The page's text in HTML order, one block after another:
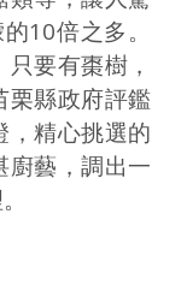
10倍之多。
要有棗樹，
栗縣政府評鑑
，精心挑選的
廚藝，調出一